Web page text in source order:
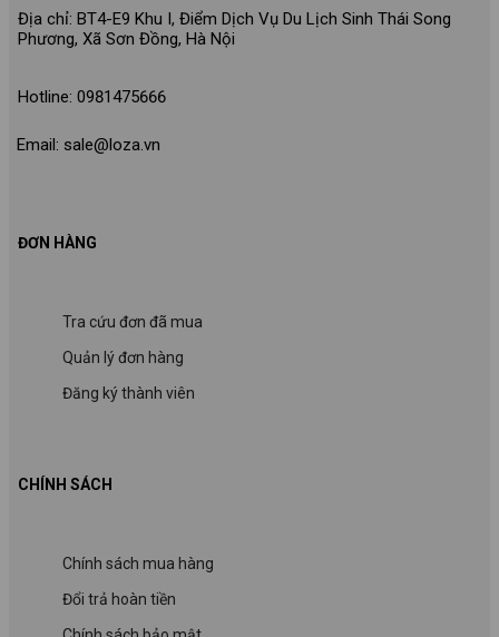
CHÍNH SÁCH
Chính sách mua hàng
Đổi trả hoàn tiền
Địa chỉ: BT4-E9 Khu I, Điểm Dịch Vụ Du Lịch Sinh Thái Song
Phương, Xã Sơn Đồng, Hà Nội
Hotline: 0981475666
Email: sale@loza.vn
ĐƠN HÀNG
Tra cứu đơn đã mua
Quản lý đơn hàng
Đăng ký thành viên